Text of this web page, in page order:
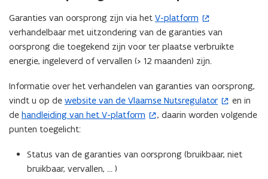
Garanties van oorsprong zijn via het V-platform
(
o
p
e
t
i
n
e
verhandelbaar met uitzondering van de garanties van
oorsprong die toegekend zijn voor ter plaatse verbruikte
energie, ingeleverd of vervallen (> 12 maanden) zijn.
Informatie over het verhandelen van garanties van oorsprong,
vindt u op de website van de Vlaamse Nutsregulator
(
o
p
n
t
en in
de handleiding van het V-platform
(
o
, daarin worden volgende
punten toegelicht:
Status van de garanties van oorsprong (bruikbaar, niet
bruikbaar, vervallen, … )